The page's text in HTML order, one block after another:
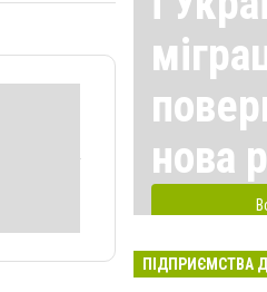
нова
ПІДПРИЄМСТВА